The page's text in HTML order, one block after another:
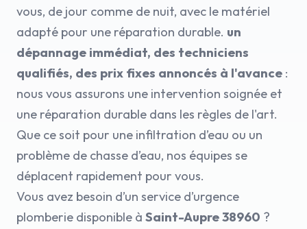
vous, de jour comme de nuit, avec le matériel
adapté pour une réparation durable. un
dépannage immédiat, des techniciens
qualifiés, des prix fixes annoncés à l'avance :
nous vous assurons une intervention soignée et
une réparation durable dans les règles de l'art.
Que ce soit pour une infiltration d’eau ou un
problème de chasse d’eau, nos équipes se
déplacent rapidement pour vous.
Vous avez besoin d’un service d’urgence
plomberie disponible à Saint-Aupre 38960 ?